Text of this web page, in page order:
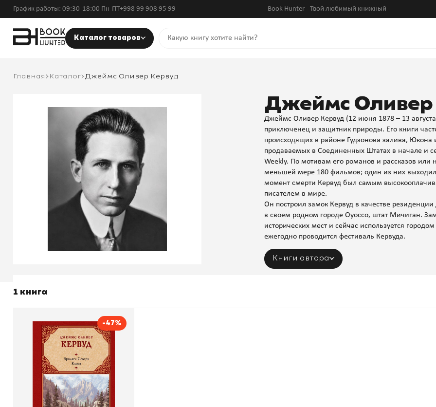
График работы: 09:30-18:00 Пн-ПТ+998 99 908 95 99 Book Hunter - Твой любимый книжный
Каталог товаров
Главная Каталог Джеймс Оливер Кервуд
Джеймс Оливер
Джеймс Оливер Кервуд (12 июня 1878 – 13
приключенец и защитник природы. Его книги
происходящих в районе Гудзонова залива,
продаваемых в Соединенных Штатах в начале и
Weekly. По мотивам его романов и рассказов или
меньшей мере 180 фильмов; один из них выходил
момент смерти Кервуд был самым
писателем в мире.
Он построил замок Кервуд в качестве
в своем родном городе Оуоссо, штат Мичиган.
исторических мест и сейчас используется
ежегодно проводится фестиваль Кервуда.
Книги автора
1 книга
-47%
Бродяги севера. Казан
Джеймс Оливер Кервуд
Издательство